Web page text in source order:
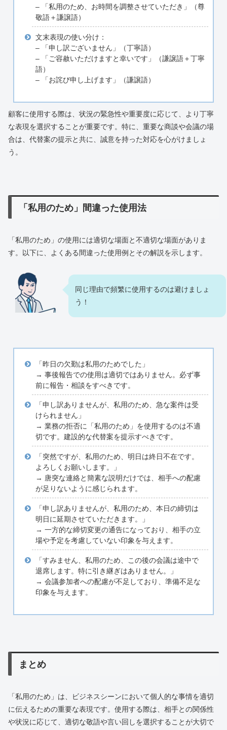
– 「私用のため、お時間を調整させていただき」（尊
敬語＋謙譲語）
文末表現の使い分け：
– 「申し訳ございません」（丁寧語）
– 「ご容赦いただけますと幸いです」（謙譲語＋丁寧
語）
– 「お詫び申し上げます」（謙譲語）
顧客に使用する際は、状況の緊急性や重要度に応じて、より丁寧
な表現を選択することが重要です。特に、重要な商談や会議の場
合は、代替案の提示と共に、誠意を持った対応を心がけましょ
う。
「私用のため」間違った使用法
「私用のため」の使用には適切な場面と不適切な場面がありま
す。以下に、よくある間違った使用例とその解説を示します。
同じ理由で頻繁に使用するのは避けましょ
う！
「昨日の欠勤は私用のためでした」
→ 事後報告での使用は適切ではありません。必ず事
前に報告・相談をすべきです。
「申し訳ありませんが、私用のため、急な案件は受
けられません」
→ 業務の拒否に「私用のため」を使用するのは不適
切です。建設的な代替案を提示すべきです。
「突然ですが、私用のため、明日は終日不在です。
よろしくお願いします。」
→ 唐突な連絡と簡素な説明だけでは、相手への配慮
が足りないように感じられます。
「申し訳ありませんが、私用のため、本日の締切は
明日に延期させていただきます。」
→ 一方的な締切変更の通告になっており、相手の立
場や予定を考慮していない印象を与えます。
「すみません、私用のため、この後の会議は途中で
退席します。特に引き継ぎはありません。」
→ 会議参加者への配慮が不足しており、準備不足な
印象を与えます。
まとめ
「私用のため」は、ビジネスシーンにおいて個人的な事情を適切
に伝えるための重要な表現です。使用する際は、相手との関係性
や状況に応じて、適切な敬語や言い回しを選択することが大切で